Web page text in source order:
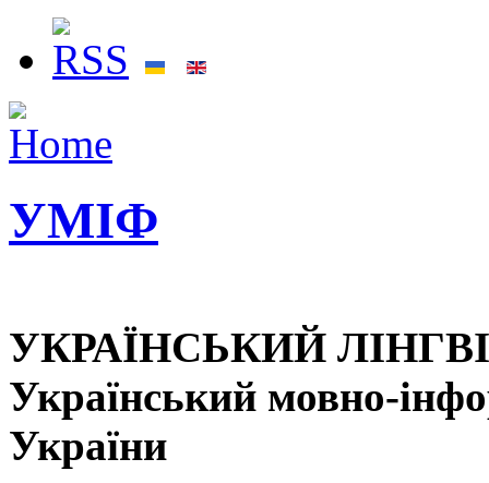
УМІФ
УКРАЇНСЬКИЙ
Український мовно-
України